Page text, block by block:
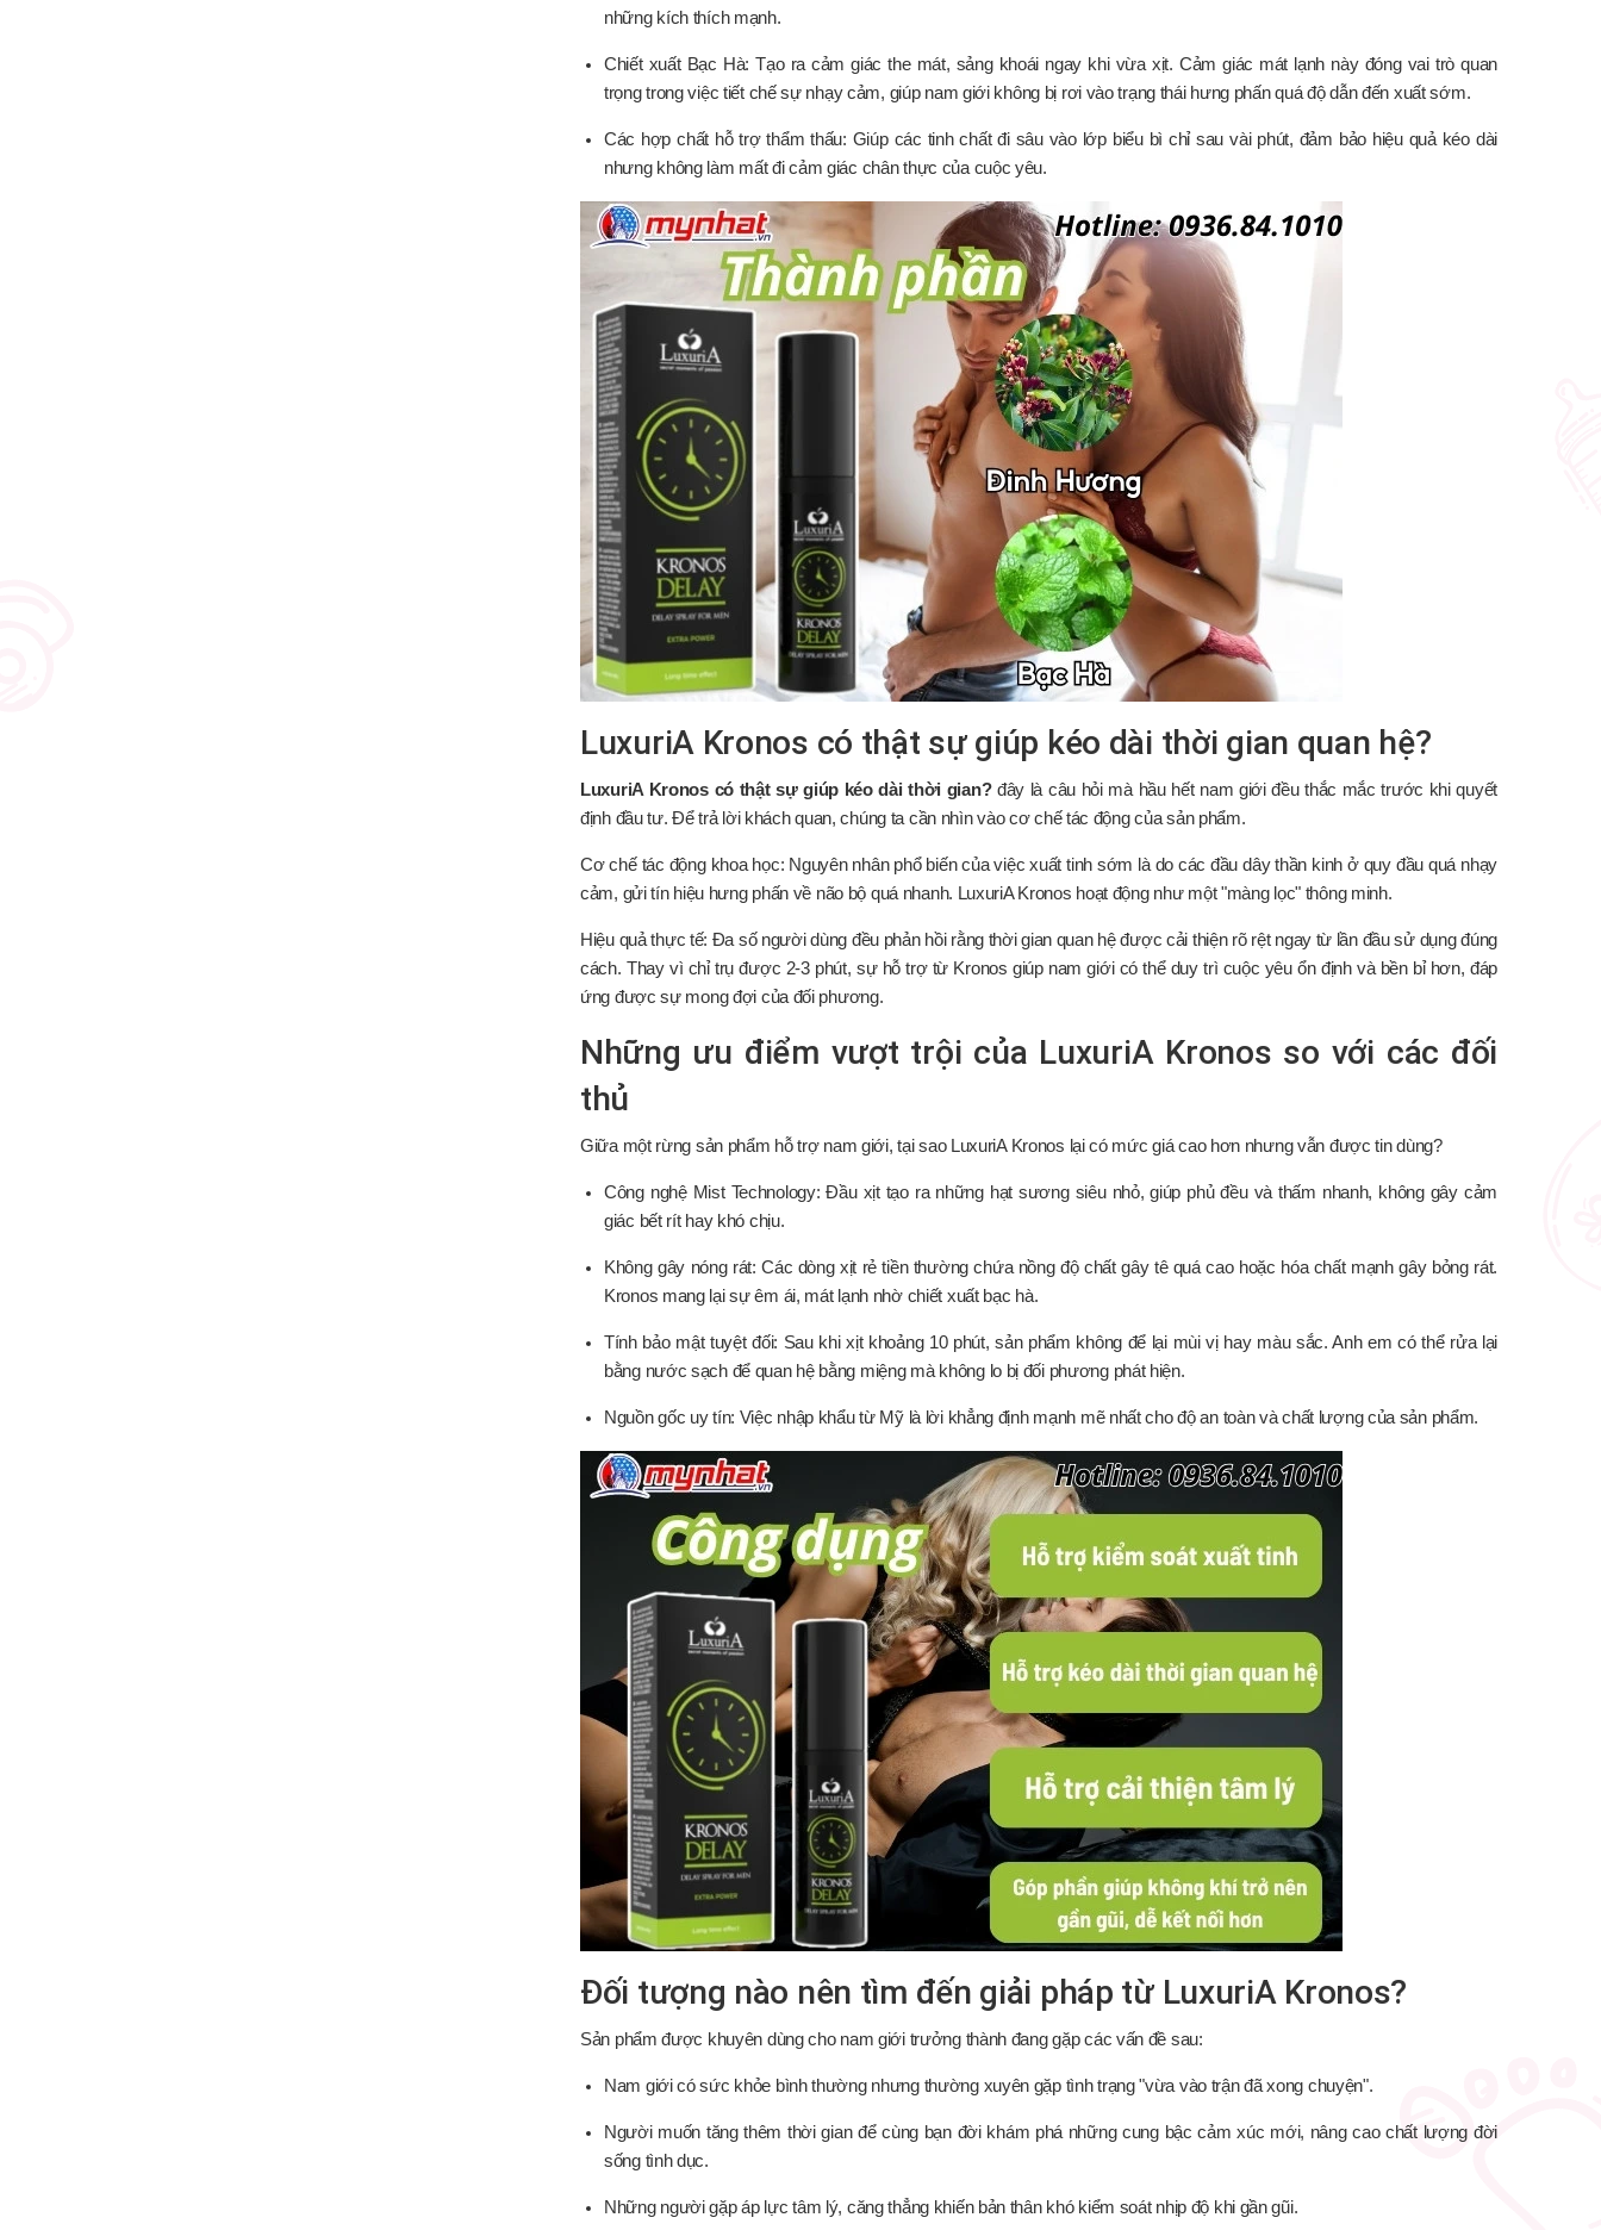
những kích thích mạnh.
Chiết xuất Bạc Hà: Tạo ra cảm giác the mát, sảng khoái ngay khi vừa xịt. Cảm giác mát lạnh này đóng vai trò quan
trọng trong việc tiết chế sự nhạy cảm, giúp nam giới không bị rơi vào trạng thái hưng phấn quá độ dẫn đến xuất sớm.
Các hợp chất hỗ trợ thẩm thấu: Giúp các tinh chất đi sâu vào lớp biểu bì chỉ sau vài phút, đảm bảo hiệu quả kéo dài
nhưng không làm mất đi cảm giác chân thực của cuộc yêu.
LuxuriA Kronos có thật sự giúp kéo dài thời gian quan hệ?
LuxuriA Kronos có thật sự giúp kéo dài thời gian?đây là câu hỏi mà hầu hết nam giới đều thắc mắc trước khi quyết
định đầu tư. Để trả lời khách quan, chúng ta cần nhìn vào cơ chế tác động của sản phẩm.
Cơ chế tác động khoa học: Nguyên nhân phổ biến của việc xuất tinh sớm là do các đầu dây thần kinh ở quy đầu quá nhạy
cảm, gửi tín hiệu hưng phấn về não bộ quá nhanh. LuxuriA Kronos hoạt động như một "màng lọc" thông minh.
Hiệu quả thực tế: Đa số người dùng đều phản hồi rằng thời gian quan hệ được cải thiện rõ rệt ngay từ lần đầu sử dụng đúng
cách. Thay vì chỉ trụ được 2-3 phút, sự hỗ trợ từ Kronos giúp nam giới có thể duy trì cuộc yêu ổn định và bền bỉ hơn, đáp
ứng được sự mong đợi của đối phương.
Những ưu điểm vượt trội của LuxuriA Kronos so với các đối
thủ
Giữa một rừng sản phẩm hỗ trợ nam giới, tại sao LuxuriA Kronos lại có mức giá cao hơn nhưng vẫn được tin dùng?
Công nghệ Mist Technology: Đầu xịt tạo ra những hạt sương siêu nhỏ, giúp phủ đều và thấm nhanh, không gây cảm
giác bết rít hay khó chịu.
Không gây nóng rát: Các dòng xịt rẻ tiền thường chứa nồng độ chất gây tê quá cao hoặc hóa chất mạnh gây bỏng rát.
Kronos mang lại sự êm ái, mát lạnh nhờ chiết xuất bạc hà.
Tính bảo mật tuyệt đối: Sau khi xịt khoảng 10 phút, sản phẩm không để lại mùi vị hay màu sắc. Anh em có thể rửa lại
bằng nước sạch để quan hệ bằng miệng mà không lo bị đối phương phát hiện.
Nguồn gốc uy tín: Việc nhập khẩu từ Mỹ là lời khẳng định mạnh mẽ nhất cho độ an toàn và chất lượng của sản phẩm.
Đối tượng nào nên tìm đến giải pháp từ LuxuriA Kronos?
Sản phẩm được khuyên dùng cho nam giới trưởng thành đang gặp các vấn đề sau:
Nam giới có sức khỏe bình thường nhưng thường xuyên gặp tình trạng "vừa vào trận đã xong chuyện".
Người muốn tăng thêm thời gian để cùng bạn đời khám phá những cung bậc cảm xúc mới, nâng cao chất lượng đời
sống tình dục.
Những người gặp áp lực tâm lý, căng thẳng khiến bản thân khó kiểm soát nhịp độ khi gần gũi.